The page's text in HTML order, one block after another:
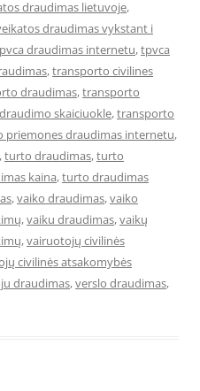
draudimas lietuvoje,
draudimas vykstant i
draudimas internetu,tpvca
,transporto civilines
draudimas,transporto
skaiciuokle,transporto
priemones draudimas internetu,
,turto draudimas,turto
kaina,turto draudimas
,vaiko draudimas,vaiko
,vaiku draudimas,vaikų
,vairuotojų civilinės
civilinės atsakomybės
draudimas,verslo draudimas,